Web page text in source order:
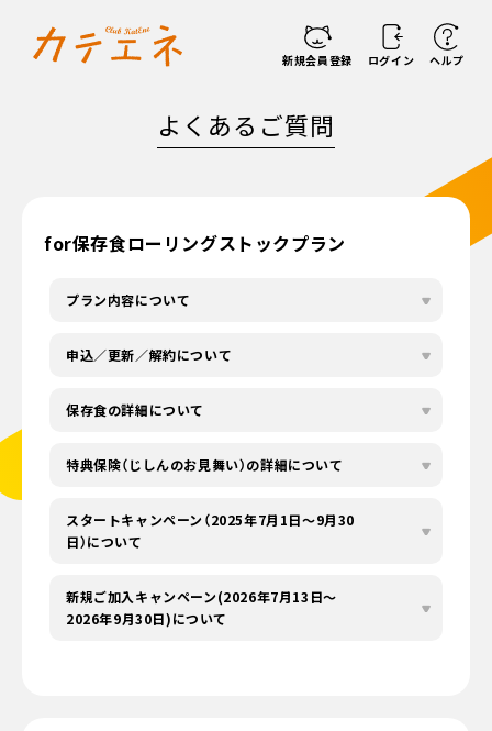
新規会員登録 ログイン ヘルプ
よくあるご質問
for保存食ローリングストックプラン
プラン内容について
申込／更新／解約について
保存食の詳細について
特典保険（じしんのお見舞い）の詳細について
スタートキャンペーン（2025年7月1日～9月30
日）について
新規ご加入キャンペーン(2026年7月13日～
2026年9月30日)について